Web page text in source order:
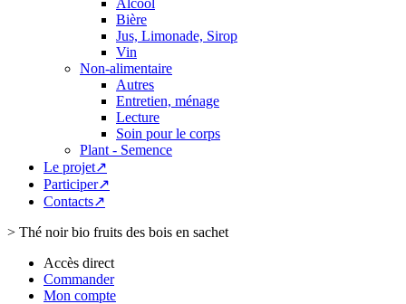
Alcool
Bière
Jus, Limonade, Sirop
Vin
Non-alimentaire
Autres
Entretien, ménage
Lecture
Soin pour le corps
Plant - Semence
Le projet↗
Participer↗
Contacts↗
> Thé noir bio fruits des bois en sachet
Accès direct
Commander
Mon compte